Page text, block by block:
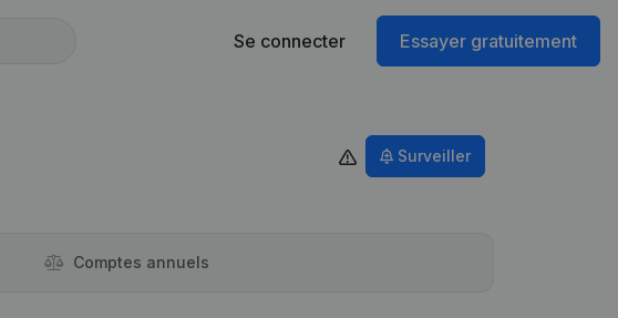
Se connecter Essayer gratuitement
Surveiller
Comptes annuels